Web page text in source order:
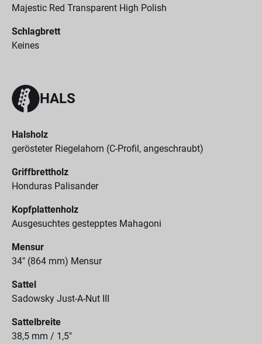
Majestic Red Transparent High Polish
Schlagbrett
Keines
HALS
Halsholz
gerösteter Riegelahorn (C-Profil, angeschraubt)
Griffbrettholz
Honduras Palisander
Kopfplattenholz
Ausgesuchtes gestepptes Mahagoni
Mensur
34" (864 mm) Mensur
Sattel
Sadowsky Just-A-Nut III
Sattelbreite
38,5 mm / 1,5"